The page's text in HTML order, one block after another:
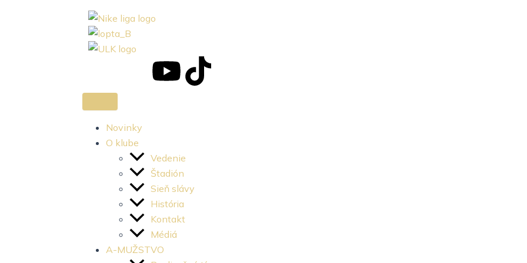
k
i
-
a
c
i
-
i
n
s
Y
t
u
b
e
T
Novinky
O klube
Vedenie
Štadión
Sieň slávy
História
Kontakt
Médiá
A-MUŽSTVO